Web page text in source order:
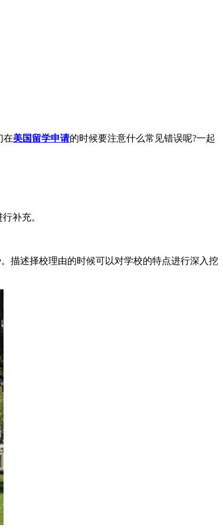
在美国留学申请的时候要注意什么常见错误呢?一起
补充。
描述择校理由的时候可以对学校的特点进行深入挖